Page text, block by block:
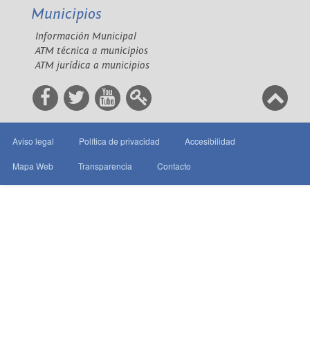
Municipios
Información Municipal
ATM técnica a municipios
ATM jurídica a municipios
Aviso legal Política de privacidad Accesibilidad
Mapa Web Transparencia Contacto